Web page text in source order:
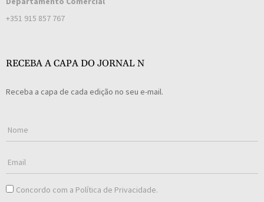
+351 915 857 767
RECEBA A CAPA DO JORNAL N
Receba a capa de cada edição no seu e-mail.
Concordo com a Política de Privacidade.